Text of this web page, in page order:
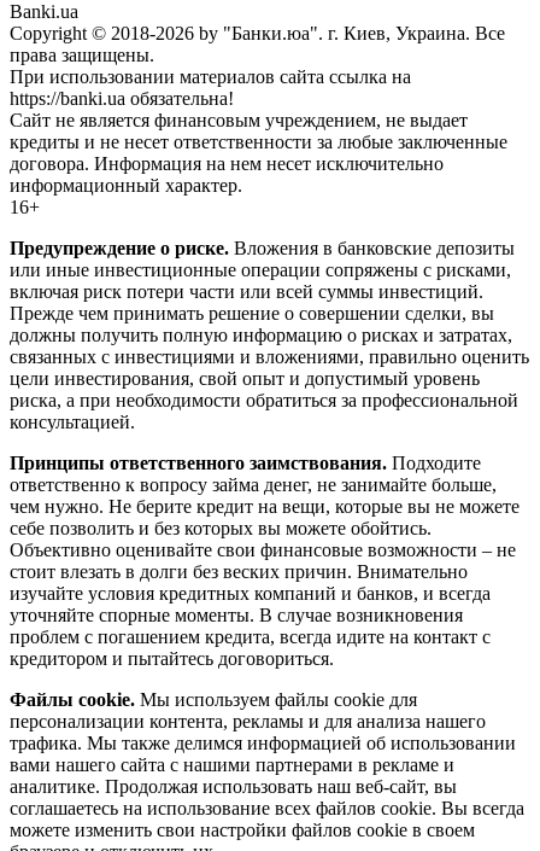
Banki.ua
Copyright © 2018-2026 by "Банки.юа". г. Киев, Украина. Все
права защищены.
При использовании материалов сайта ссылка на
https://banki.ua обязательна!
Сайт не является финансовым учреждением, не выдает
кредиты и не несет ответственности за любые заключенные
договора. Информация на нем несет исключительно
информационный характер.
16+
Предупреждение о риске. Вложения в банковские депозиты
или иные инвестиционные операции сопряжены с рисками,
включая риск потери части или всей суммы инвестиций.
Прежде чем принимать решение о совершении сделки, вы
должны получить полную информацию о рисках и затратах,
связанных с инвестициями и вложениями, правильно оценить
цели инвестирования, свой опыт и допустимый уровень
риска, а при необходимости обратиться за профессиональной
консультацией.
Принципы ответственного заимствования. Подходите
ответственно к вопросу займа денег, не занимайте больше,
чем нужно. Не берите кредит на вещи, которые вы не можете
себе позволить и без которых вы можете обойтись.
Объективно оценивайте свои финансовые возможности – не
стоит влезать в долги без веских причин. Внимательно
изучайте условия кредитных компаний и банков, и всегда
уточняйте спорные моменты. В случае возникновения
проблем с погашением кредита, всегда идите на контакт с
кредитором и пытайтесь договориться.
Файлы cookie. Мы используем файлы cookie для
персонализации контента, рекламы и для анализа нашего
трафика. Мы также делимся информацией об использовании
вами нашего сайта с нашими партнерами в рекламе и
аналитике. Продолжая использовать наш веб-сайт, вы
соглашаетесь на использование всех файлов cookie. Вы всегда
можете изменить свои настройки файлов cookie в своем